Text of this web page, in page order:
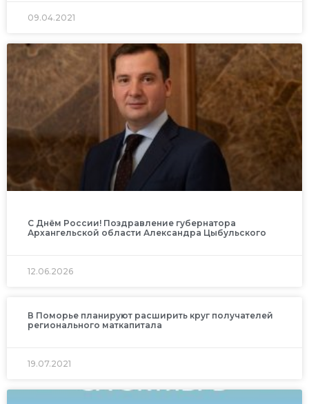
09.04.2021
С Днём России! Поздравление губернатора
Архангельской области Александра Цыбульского
12.06.2026
В Поморье планируют расширить круг получателей
регионального маткапитала
19.07.2021